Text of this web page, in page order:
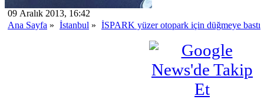
09 Aralık 2013, 16:42
Ana Sayfa » İstanbul » İSPARK yüzer otopark için düğmeye bastı